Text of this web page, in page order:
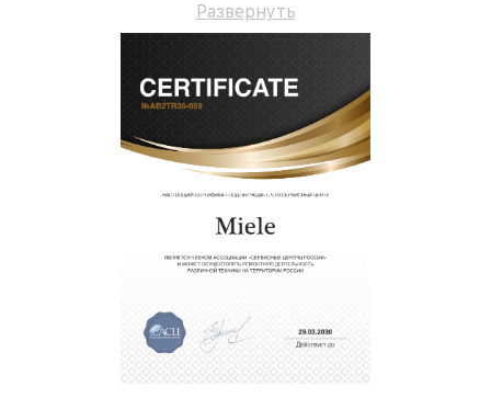
Развернуть